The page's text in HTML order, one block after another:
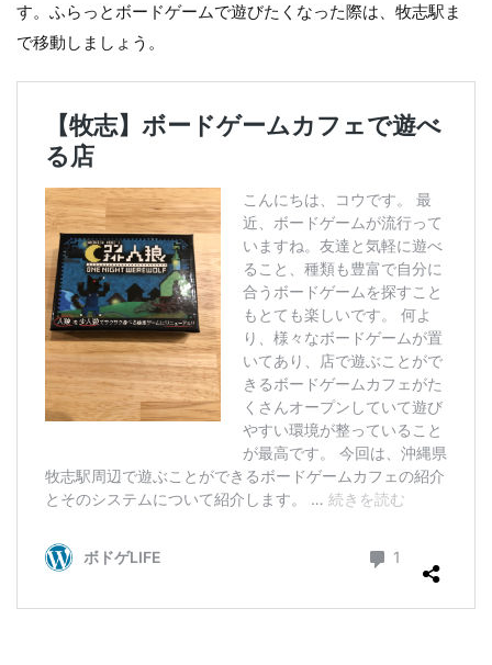
す。ふらっとボードゲームで遊びたくなった際は、牧志駅ま
で移動しましょう。